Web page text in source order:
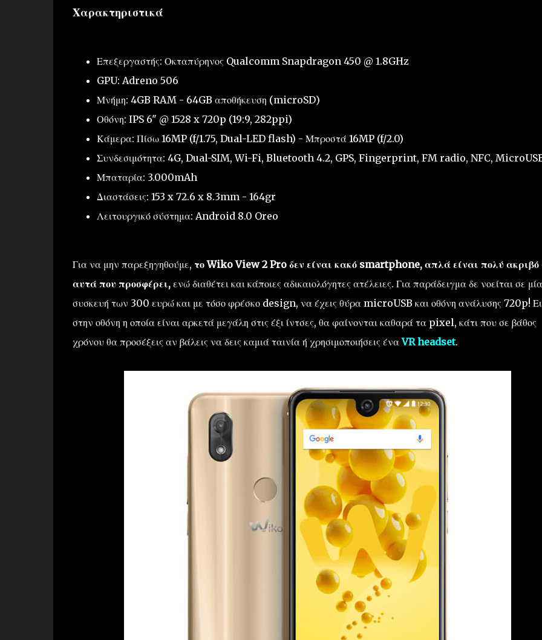
Χαρακτηριστικά
Επεξεργαστής: Οκταπύρηνος Qualcomm Snapdragon 450 @ 1.8GHz
GPU: Adreno 506
Μνήμη: 4GB RAM - 64GB αποθήκευση (microSD)
Οθόνη: IPS 6" @ 1528 x 720p (19:9, 282ppi)
Κάμερα: Πίσω 16MP (f/1.75, Dual-LED flash) - Μπροστά 16MP (f/2.0)
Συνδεσιμότητα: 4G, Dual-SIM, Wi-Fi, Bluetooth 4.2, GPS, Fingerprint, FM radio, NFC,
Μπαταρία: 3.000mAh
Διαστάσεις: 153 x 72.6 x 8.3mm - 164gr
Λειτουργικό σύστημα: Android 8.0 Oreo
Για να μην παρεξηγηθούμε, το Wiko View 2 Pro δεν είναι κακό smartphone, απλά είναι πολύ ακριβό
αυτά που προσφέρει,ενώ διαθέτει και κάποιες αδικαιολόγητες ατέλειες. Για παράδειγμα δε νοείται σε μία
συσκευή των 300 ευρώ και με τόσο φρέσκο design, να έχεις θύρα microUSB και οθόνη ανάλυσης 720p!
στην οθόνη η οποία είναι αρκετά μεγάλη στις έξι ίντσες, θα φαίνονται καθαρά τα pixel, κάτι που σε βάθος
χρόνου θα προσέξεις αν βάλεις να δεις καμιά ταινία ή χρησιμοποιήσεις έναVR headset.